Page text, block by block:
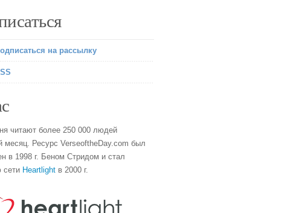
на рассылку
читают более 250 000 людей
месяц. Ресурс VerseoftheDay.com был
в 1998 г. Беном Стридом и стал
сети Heartlight в 2000 г.